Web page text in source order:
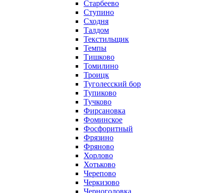
Старбеево
Ступино
Сходня
Талдом
Текстильщик
Темпы
Тишково
Томилино
Троицк
Туголесский бор
Тупиково
Тучково
Фирсановка
Фоминское
Фосфоритный
Фрязино
Фряново
Хорлово
Хотьково
Черепово
Черкизово
Черноголовка